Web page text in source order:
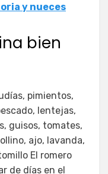
y nueces
bien
pimientos,
lentejas,
guisos, tomates,
ajo, lavanda,
El romero
de días en el